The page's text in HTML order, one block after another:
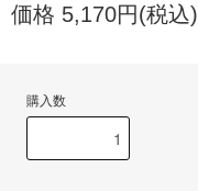
価格 5,170円(税込)
購入数